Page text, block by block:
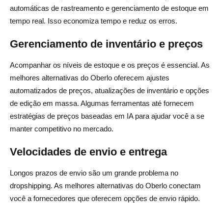
automáticas de rastreamento e gerenciamento de estoque em
tempo real. Isso economiza tempo e reduz os erros.
Gerenciamento de inventário e preços
Acompanhar os níveis de estoque e os preços é essencial. As
melhores alternativas do Oberlo oferecem ajustes
automatizados de preços, atualizações de inventário e opções
de edição em massa. Algumas ferramentas até fornecem
estratégias de preços baseadas em IA para ajudar você a se
manter competitivo no mercado.
Velocidades de envio e entrega
Longos prazos de envio são um grande problema no
dropshipping. As melhores alternativas do Oberlo conectam
você a fornecedores que oferecem opções de envio rápido.